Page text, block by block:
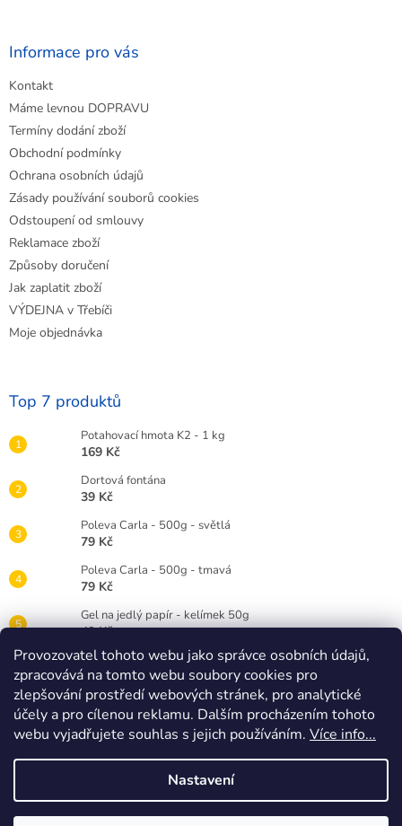
Provozovatel tohoto webu jako správce osobních údajů,
zpracovává na tomto webu soubory cookies pro
zlepšování prostředí webových stránek, pro analytické
účely a pro cílenou reklamu. Dalším procházením tohoto
webu vyjadřujete souhlas s jejich používáním. Více info...
Nastavení
Informace pro vás
Kontakt
Máme levnou DOPRAVU
Termíny dodání zboží
Obchodní podmínky
Ochrana osobních údajů
Zásady používání souborů cookies
Odstoupení od smlouvy
Reklamace zboží
Způsoby doručení
Jak zaplatit zboží
VÝDEJNA v Třebíči
Moje objednávka
Top 7 produktů
Potahovací hmota K2 - 1 kg
169 Kč
Dortová fontána
39 Kč
Poleva Carla - 500g - světlá
79 Kč
Poleva Carla - 500g - tmavá
79 Kč
Gel na jedlý papír - kelímek 50g
49 Kč
Gelová barva Wilton 28g - červená RED
89 Kč
Dortová svíčka číslice bílá - 3
25 Kč
Vytvořil Shoptet